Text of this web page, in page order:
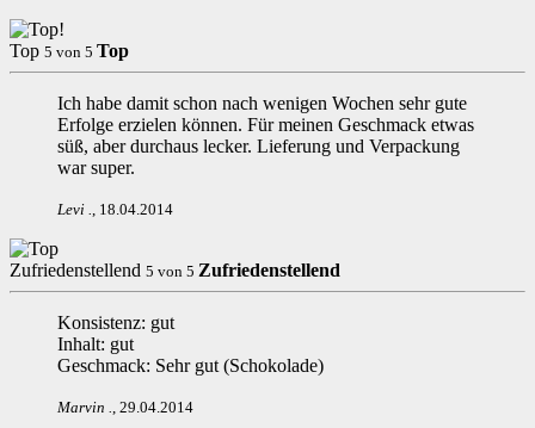
Top 5 von 5 Top
Ich habe damit schon nach wenigen Wochen sehr gute
Erfolge erzielen können. Für meinen Geschmack etwas
süß, aber durchaus lecker. Lieferung und Verpackung
war super.
Levi 18.04.2014
Zufriedenstellend 5 von 5 Zufriedenstellend
Konsistenz: gut
Inhalt: gut
Geschmack: Sehr gut (Schokolade)
Marvin 29.04.2014